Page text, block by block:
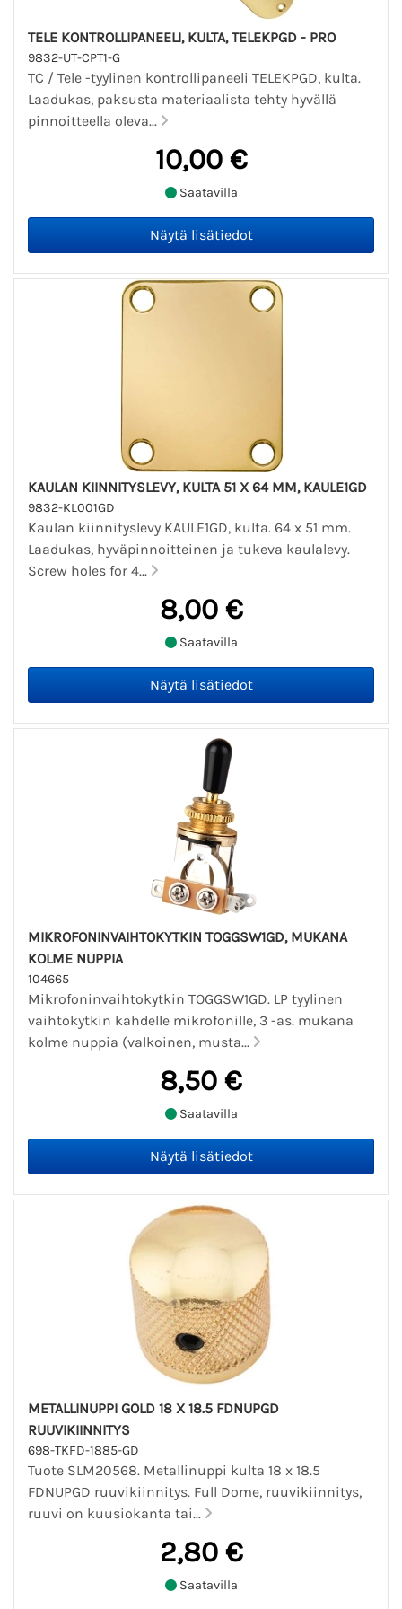
TELE KONTROLLIPANEELI, KULTA, TELEKPGD - PRO
9832-UT-CPT1-G
TC / Tele -tyylinen kontrollipaneeli TELEKPGD, kulta.
Laadukas, paksusta materiaalista tehty hyvällä
pinnoitteella oleva...
10,00 €
Saatavilla
KAULAN KIINNITYSLEVY, KULTA 51 X 64 MM, KAULE1GD
9832-KL001GD
Kaulan kiinnityslevy KAULE1GD, kulta. 64 x 51 mm.
Laadukas, hyväpinnoitteinen ja tukeva kaulalevy.
Screw holes for 4...
8,00 €
Saatavilla
MIKROFONINVAIHTOKYTKIN TOGGSW1GD, MUKANA
KOLME NUPPIA
104665
Mikrofoninvaihtokytkin TOGGSW1GD. LP tyylinen
vaihtokytkin kahdelle mikrofonille, 3 -as. mukana
kolme nuppia (valkoinen, musta...
8,50 €
Saatavilla
METALLINUPPI GOLD 18 X 18.5 FDNUPGD
RUUVIKIINNITYS
698-TKFD-1885-GD
Tuote SLM20568. Metallinuppi kulta 18 x 18.5
FDNUPGD ruuvikiinnitys. Full Dome, ruuvikiinnitys,
ruuvi on kuusiokanta tai...
2,80 €
Saatavilla